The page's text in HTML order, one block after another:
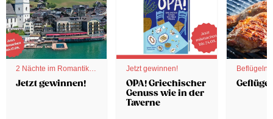
2 Nächte im Romantik
Hotel
Jetzt gewinnen!
Jetzt gewinnen!
OPA! Griechischer
Genuss wie in der
Taverne